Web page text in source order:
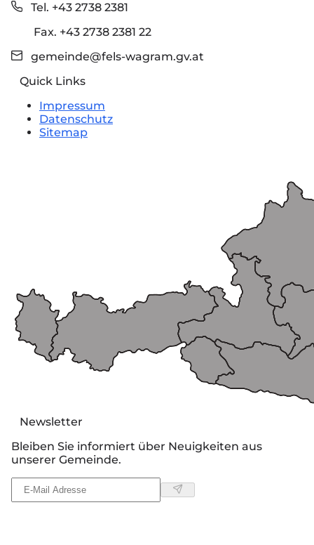
Tel. +43 2738 2381
Fax. +43 2738 2381 22
gemeinde@fels-wagram.gv.at
Quick Links
Impressum
Datenschutz
Sitemap
Newsletter
Bleiben Sie informiert über Neuigkeiten aus
unserer Gemeinde.